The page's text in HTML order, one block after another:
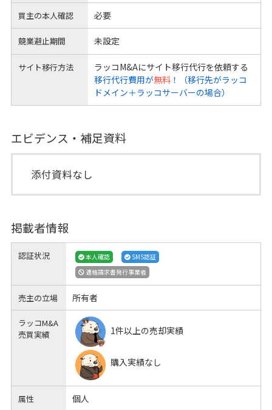
買主の本人確認 必要
競業避止期間 未設定
サイト移行方法
ラッコM&Aにサイト移行代行を依頼する
移行代行費用が無料！（移行先がラッコ
ドメイン＋ラッコサーバーの場合）
エビデンス・補足資料
添付資料なし
掲載者情報
認証状況 本人確認
SMS認証
適格請求書発行事業者
売主の立場 所有者
ラッコM&A
売買実績
1件以上の売却実績
購入実績なし
属性 個人